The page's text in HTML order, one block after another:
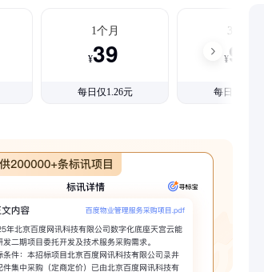
1个月
¥39
每日仅1.26元
3个月
¥99
每日仅1.08元